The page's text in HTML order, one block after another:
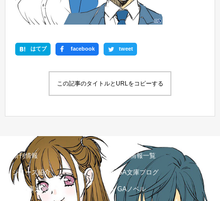
はてブ facebook tweet
この記事のタイトルとURLをコピーする
新刊情報 書籍情報一覧
シリーズ紹介 GA文庫ブログ
GA文庫大賞 GAノベル